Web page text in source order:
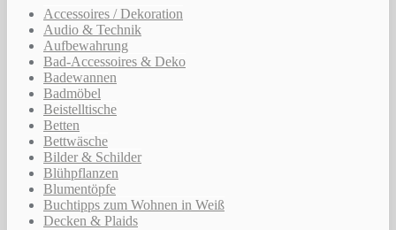
Accessoires / Dekoration
Audio & Technik
Aufbewahrung
Bad-Accessoires & Deko
Badewannen
Badmöbel
Beistelltische
Betten
Bettwäsche
Bilder & Schilder
Blühpflanzen
Blumentöpfe
Buchtipps zum Wohnen in Weiß
Decken & Plaids